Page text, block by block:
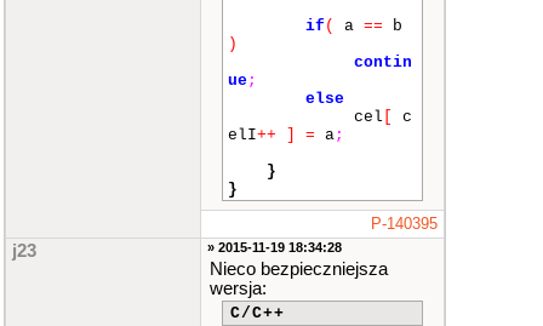
if ( a == b
)
contin
ue;
else
cel
c
elI++ = a;
}
}
P-140395
j23 » 2015-11-19 18:34:28
Nieco bezpieczniejsza
wersja:
C/C++